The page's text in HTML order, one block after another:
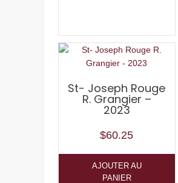
St- Joseph Rouge
R. Grangier –
2023
$60.25
AJOUTER AU
PANIER